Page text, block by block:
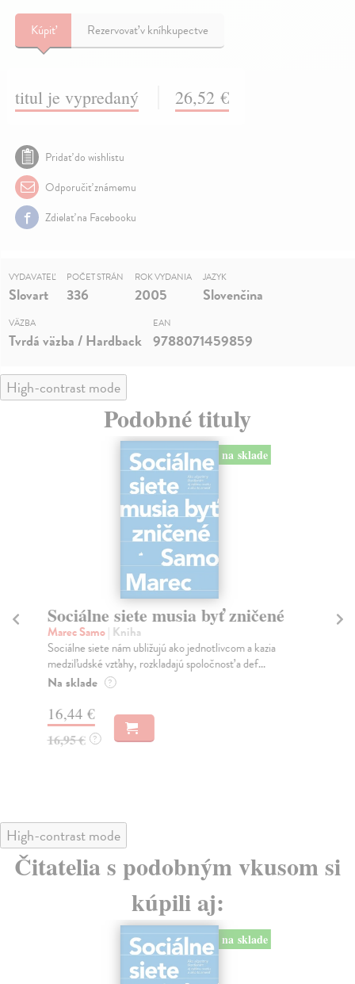
Kúpiť Rezervovať v kníhkupectve
titul je vypredaný 26,52 €
Pridať do wishlistu
Odporučiť známemu
Zdielať na Facebooku
VYDAVATEĽ
Slovart
POČET STRÁN
336
ROK VYDANIA
2005
JAZYK
Slovenčina
VÄZBA
Tvrdá väzba / Hardback
EAN
9788071459859
High-contrast mode
Podobné tituly
na sklade
Sociálne siete musia byť zničené
Marec Samo| Kniha
Sociálne siete nám ubližujú ako jednotlivcom a kazia
medziľudské vzťahy, rozkladajú spoločnosť a def...
Na sklade ?
16,44 €
16,95 € ?
High-contrast mode
Čitatelia s podobným vkusom si
kúpili aj:
na sklade